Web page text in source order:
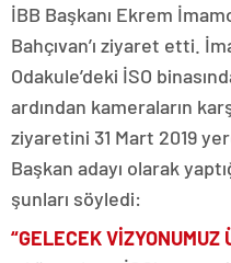
İBB Başkanı Ekrem
Bahçıvan’ı ziyaret etti.
Odakule’deki İSO
ardından kameraların
ziyaretini 31 Mart 2019
Başkan adayı olarak
şunları söyledi:
“GELECEK